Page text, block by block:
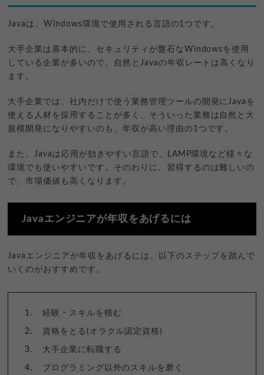
Javaは、Windows環境で使用される言語の1つです。
大手企業は基本的に、セキュリティが盤石なWindowsを使用
している企業が多いので、自然とJavaの年収レートは高くなり
ます。
大手企業では、社内だけで使う業務管理ツールの開発にJavaを
使える人材を採用することが多く、そういった業務は自然と大
規模開発になりやすいのも、年収が高い理由の1つです。
また、Javaは応用が効きやすい言語で、LAMP環境など様々な
環境でも使いやすいです。そのわりに、習得するのは難しいの
で、市場価値も高くなります。
Javaエンジニアが年収をあげるには
Javaエンジニアが年収をあげるには、以下のステップを踏んで
いくのがおすすめです。
経験・スキルを積む
資格をとる(オラクル認定資格)
大手企業に転職する
プログラミング以外のスキルを磨く